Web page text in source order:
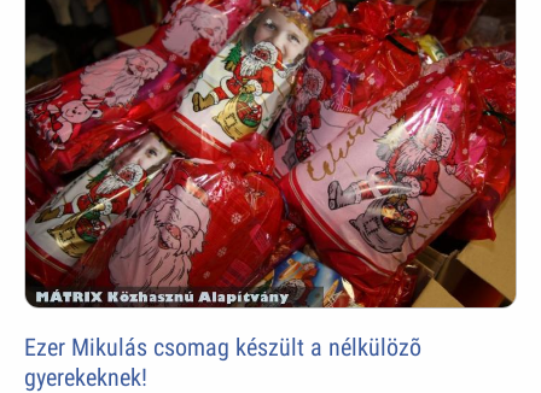
Ezer Mikulás csomag készült a nélkülözõ
gyerekeknek!